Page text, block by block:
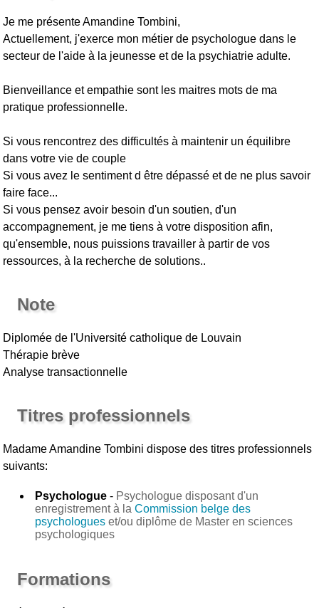
Je me présente Amandine Tombini,
Actuellement, j'exerce mon métier de psychologue dans le
secteur de l'aide à la jeunesse et de la psychiatrie adulte.
Bienveillance et empathie sont les maitres mots de ma
pratique professionnelle.
Si vous rencontrez des difficultés à maintenir un équilibre
dans votre vie de couple
Si vous avez le sentiment d être dépassé et de ne plus savoir
faire face...
Si vous pensez avoir besoin d'un soutien, d'un
accompagnement, je me tiens à votre disposition afin,
qu'ensemble, nous puissions travailler à partir de vos
ressources, à la recherche de solutions..
Note
Diplomée de l'Université catholique de Louvain
Thérapie brève
Analyse transactionnelle
Titres professionnels
Madame Amandine Tombini dispose des titres professionnels
suivants:
Psychologue - Psychologue disposant d'un
enregistrement à laCommission belge des
psychologues et/ou diplôme de Master en sciences
psychologiques
Formations